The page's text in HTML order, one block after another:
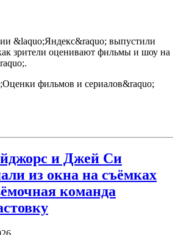
&laquo;Яндекс&raquo; выпустили
зрители оценивают фильмы и шоу на
фильмов и сериалов&raquo;
и Джей Си
из окна на съёмках
команда